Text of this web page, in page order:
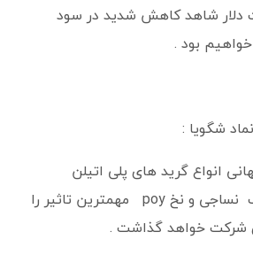
دلار شاهد کاهش شدید در سود
بود .
شگویا :
انواع گرید های پلی اتیلن
ترفتلات بطری ،الیاف نساجی و نخ poy مهمترین تاثیر را
شرکت خواهد گذاشت .